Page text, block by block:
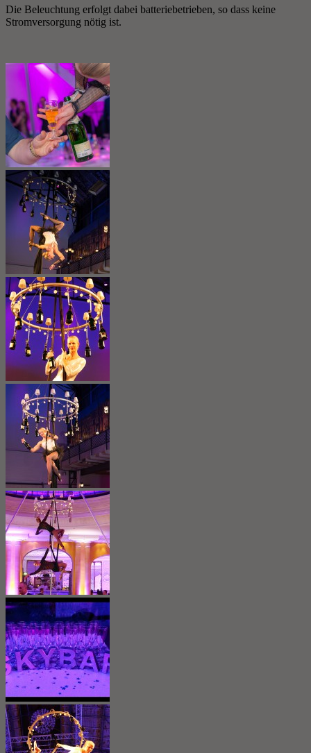
Die Beleuchtung erfolgt dabei batteriebetrieben, so dass keine
Stromversorgung nötig ist.